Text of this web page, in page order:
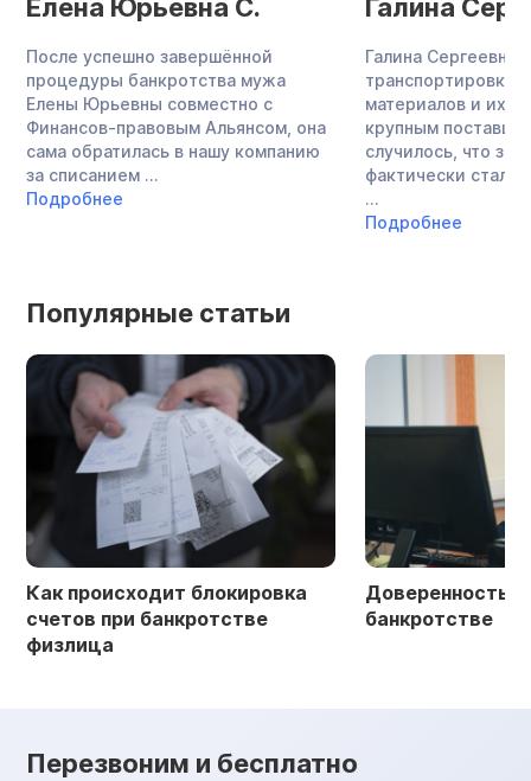
Елена Юрьевна С.
После успешно завершённой
процедуры банкротства мужа
Елены Юрьевны совместно с
Финансов-правовым Альянсом, она
сама обратилась в нашу компанию
за списанием ...
Подробнее
Галина
Галина Сергеевна
материалов и их
крупным
случилось, что
фактически стала
...
Подробнее
Популярные статьи
Как происходит блокировка
счетов при банкротстве
физлица
Доверенность
банкротстве
Перезвоним и бесплатно